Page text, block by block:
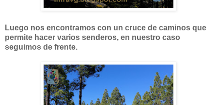
Luego nos encontramos con un cruce de caminos que
permite hacer varios senderos, en nuestro caso
seguimos de frente.